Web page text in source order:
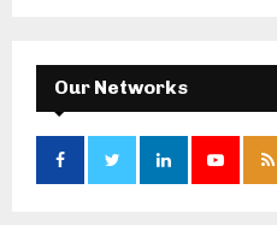
f
o
:
Our Networks